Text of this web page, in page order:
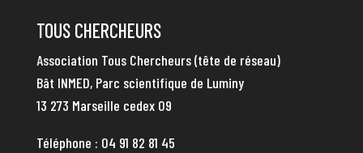
TOUS CHERCHEURS
Association Tous Chercheurs (tête de réseau)
Bât INMED, Parc scientifique de Luminy
13 273 Marseille cedex 09
Téléphone : 04 91 82 81 45